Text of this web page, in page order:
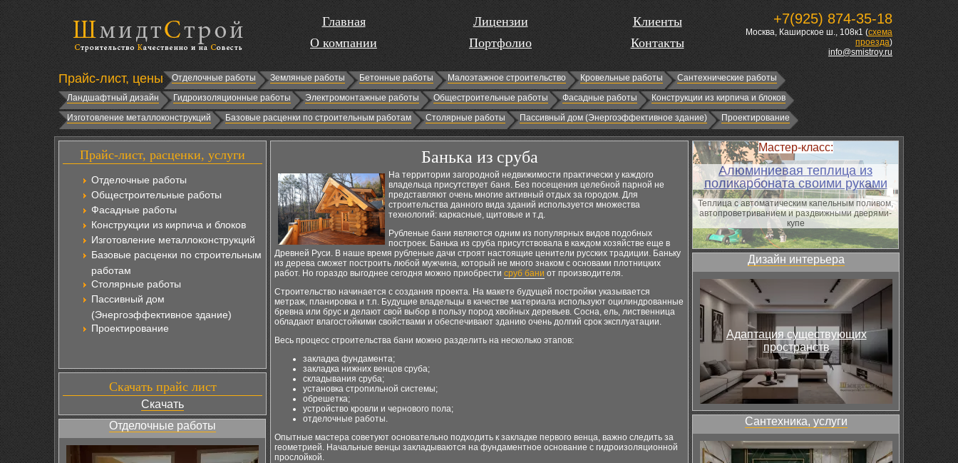
Главная
О компании
Лицензии
Портфолио
Клиенты
Контакты
+7(925) 874-35-18
Москва, Каширское ш., 108к1 (схема
проезда)
info@smistroy.ru
Прайс-лист, цены Отделочные работы Земляные работы Бетонные работы Малоэтажное строительство Кровельные работы
Сантехнические работы
Ландшафтный дизайн
Гидроизоляционные работы Электромонтажные работы Общестроительные работы Фасадные работы
Конструкции из кирпича и блоков
Изготовление металлоконструкций
Базовые расценки по строительным работам Столярные работы Пассивный дом (Энергоэффективное здание) Проектирование
Прайс-лист, расценки, услуги
Отделочные работы
Общестроительные работы
Фасадные работы
Конструкции из кирпича и блоков
Изготовление металлоконструкций
Базовые расценки по строительным
работам
Столярные работы
Пассивный дом
(Энергоэффективное здание)
Проектирование
Скачать прайс лист
Скачать
Отделочные работы
Банька из сруба
На территории загородной недвижимости практически у каждого
владельца присутствует баня. Без посещения целебной парной не
представляют очень многие активный отдых за городом. Для
строительства данного вида зданий используется множества
технологий: каркасные, щитовые и т.д.
Рубленые бани являются одним из популярных видов подобных
построек. Банька из сруба присутствовала в каждом хозяйстве еще в
Древней Руси. В наше время рубленые дачи строят настоящие ценители русских традиции. Баньку
из дерева сможет построить любой мужчина, который не много знаком с основами плотницких
работ. Но гораздо выгоднее сегодня можно приобрести сруб бани от производителя.
Строительство начинается с создания проекта. На макете будущей постройки указывается
метраж, планировка и т.п. Будущие владельцы в качестве материала используют оцилиндрованные
бревна или брус и делают свой выбор в пользу пород хвойных деревьев. Сосна, ель, лиственница
обладают влагостойкими свойствами и обеспечивают зданию очень долгий срок эксплуатации.
Весь процесс строительства бани можно разделить на несколько этапов:
закладка фундамента;
закладка нижних венцов сруба;
складывания сруба;
установка стропильной системы;
обрешетка;
устройство кровли и чернового пола;
отделочные работы.
Опытные мастера советуют основательно подходить к закладке первого венца, важно следить за
геометрией. Начальные венцы закладываются на фундаментное основание с гидроизоляционной
прослойкой.
Мастер-класс:
Алюминиевая теплица из
поликарбоната своими руками
Теплица с автоматическим капельным поливом,
автопроветриванием и раздвижными дверями-
купе
Дизайн интерьера
Адаптация существующих
пространств
Сантехника, услуги